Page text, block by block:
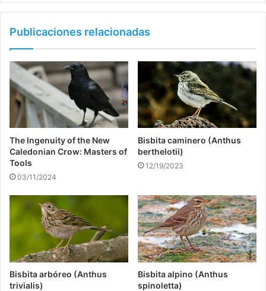
Publicaciones relacionadas
The Ingenuity of the New
Caledonian Crow: Masters of
Tools
03/11/2024
Bisbita caminero (Anthus
berthelotii)
12/19/2023
Bisbita arbóreo (Anthus
trivialis)
Bisbita alpino (Anthus
spinoletta)